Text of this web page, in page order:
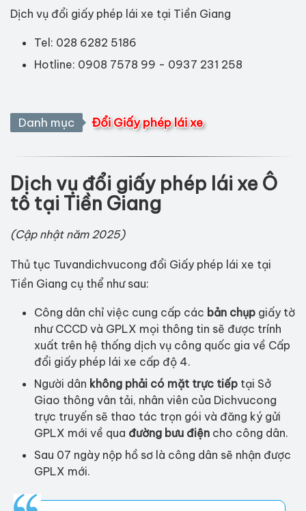
Dịch vụ đổi giấy phép lái xe tại Tiền Giang
Tel: 028 6282 5186
Hotline: 0908 7578 99 - 0937 231 258
Danh mục Đổi Giấy phép lái xe
Dịch vụ đổi giấy phép lái xe Ô
tô tại Tiền Giang
(Cập nhật năm 2025)
Thủ tục Tuvandichvucong đổi Giấy phép lái xe tại
Tiền Giang cụ thể như sau:
Công dân chỉ việc cung cấp các bản chụp giấy tờ
như CCCD và GPLX mọi thông tin sẽ được trính
xuất trên hệ thống dịch vụ công quốc gia về Cấp
đổi giấy phép lái xe cấp độ 4.
Người dân không phải có mặt trực tiếp tại Sở
Giao thông vân tải, nhân viên của Dichvucong
trực truyến sẽ thao tác trọn gói và đăng ký gửi
GPLX mới về qua đường bưu điện cho công dân.
Sau 07 ngày nộp hồ sơ là công dân sẽ nhận được
GPLX mới.